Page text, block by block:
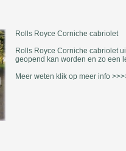
Rolls Royce Corniche cabriolet
Rolls Royce Corniche cabriolet
geopend kan worden en zo een
Meer weten klik op meer info